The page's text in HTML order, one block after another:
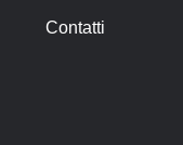
Contatti